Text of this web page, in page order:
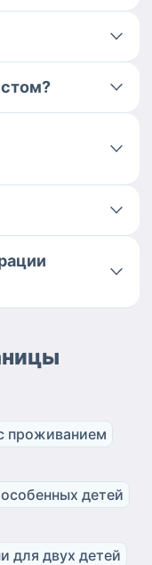
проживанием
детей
для двух детей